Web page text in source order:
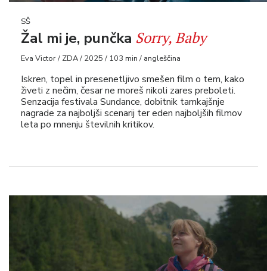
SŠ
Žal mi je, punčka Sorry, Baby
Eva Victor / ZDA / 2025 / 103 min / angleščina
Iskren, topel in presenetljivo smešen film o tem, kako
živeti z nečim, česar ne moreš nikoli zares preboleti.
Senzacija festivala Sundance, dobitnik tamkajšnje
nagrade za najboljši scenarij ter eden najboljših filmov
leta po mnenju številnih kritikov.